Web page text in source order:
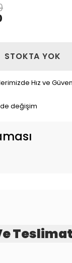
STOKTA YOK
Hız ve
değişim